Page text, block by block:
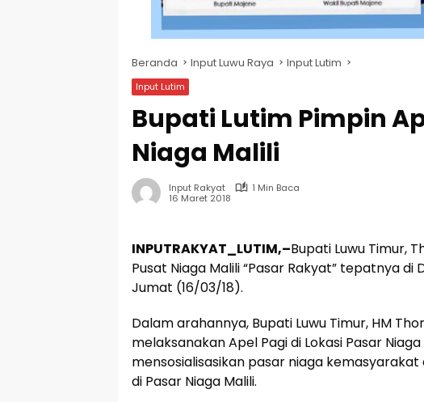
Beranda Input Luwu Raya Input Lutim
Input Lutim
Bupati Lutim Pimpin
Niaga Malili
Input Rakyat
1 Min Baca
16 Maret 2018
INPUTRAKYAT_LUTIM,–Bupati Luwu Timur,
Pusat Niaga Malili “Pasar Rakyat” tepatnya
Jumat (16/03/18).
Dalam arahannya, Bupati Luwu Timur, HM
melaksanakan Apel Pagi di Lokasi Pasar
mensosialisasikan pasar niaga
di Pasar Niaga Malili.